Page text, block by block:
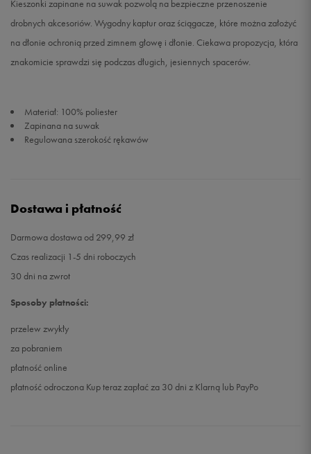
Kieszonki zapinane na suwak pozwolą na bezpieczne przenoszenie
drobnych akcesoriów. Wygodny kaptur oraz ściągacze, które można założyć
na dłonie ochronią przed zimnem głowę i dłonie. Ciekawa propozycja, która
znakomicie sprawdzi się podczas długich, jesiennych spacerów.
Materiał: 100% poliester
Zapinana na suwak
Regulowana szerokość rękawów
Dostawa i płatność
Darmowa dostawa od 299,99 zł
Czas realizacji 1-5 dni roboczych
30 dni na zwrot
Sposoby płatności:
przelew zwykły
za pobraniem
płatność online
płatność odroczona Kup teraz zapłać za 30 dni z Klarną lub PayPo